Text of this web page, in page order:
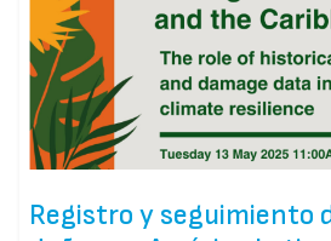
Registro y seguimiento